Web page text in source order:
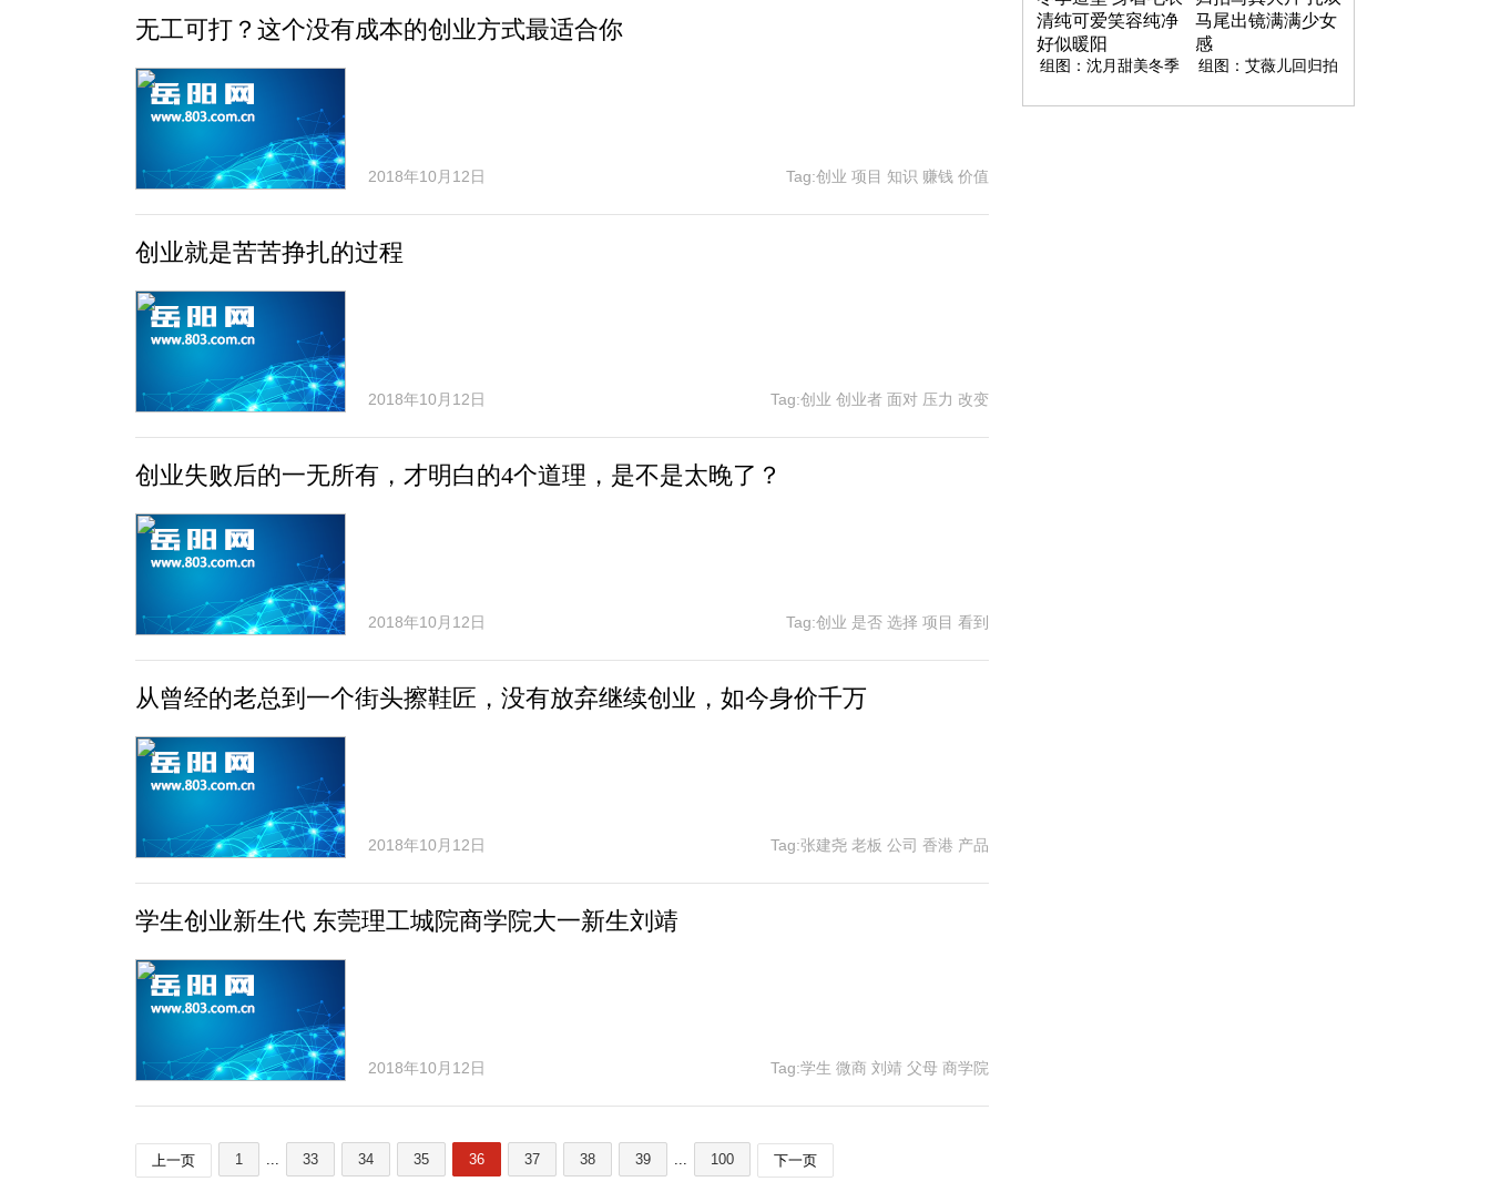
无工可打？这个没有成本的创业方式最适合你
2018年10月12日 Tag:创业 项目 知识 赚钱 价值
创业就是苦苦挣扎的过程
2018年10月12日 Tag:创业 创业者 面对 压力 改变
创业失败后的一无所有，才明白的4个道理，是不是太晚了？
2018年10月12日 Tag:创业 是否 选择 项目 看到
从曾经的老总到一个街头擦鞋匠，没有放弃继续创业，如今身价千万
2018年10月12日 Tag:张建尧 老板 公司 香港 产品
学生创业新生代 东莞理工城院商学院大一新生刘靖
2018年10月12日 Tag:学生 微商 刘靖 父母 商学院
上一页 1 ... 33 34 35 36 37 38 39 ... 100 下一页
组图：沈月甜美冬季
组图：艾薇儿回归拍